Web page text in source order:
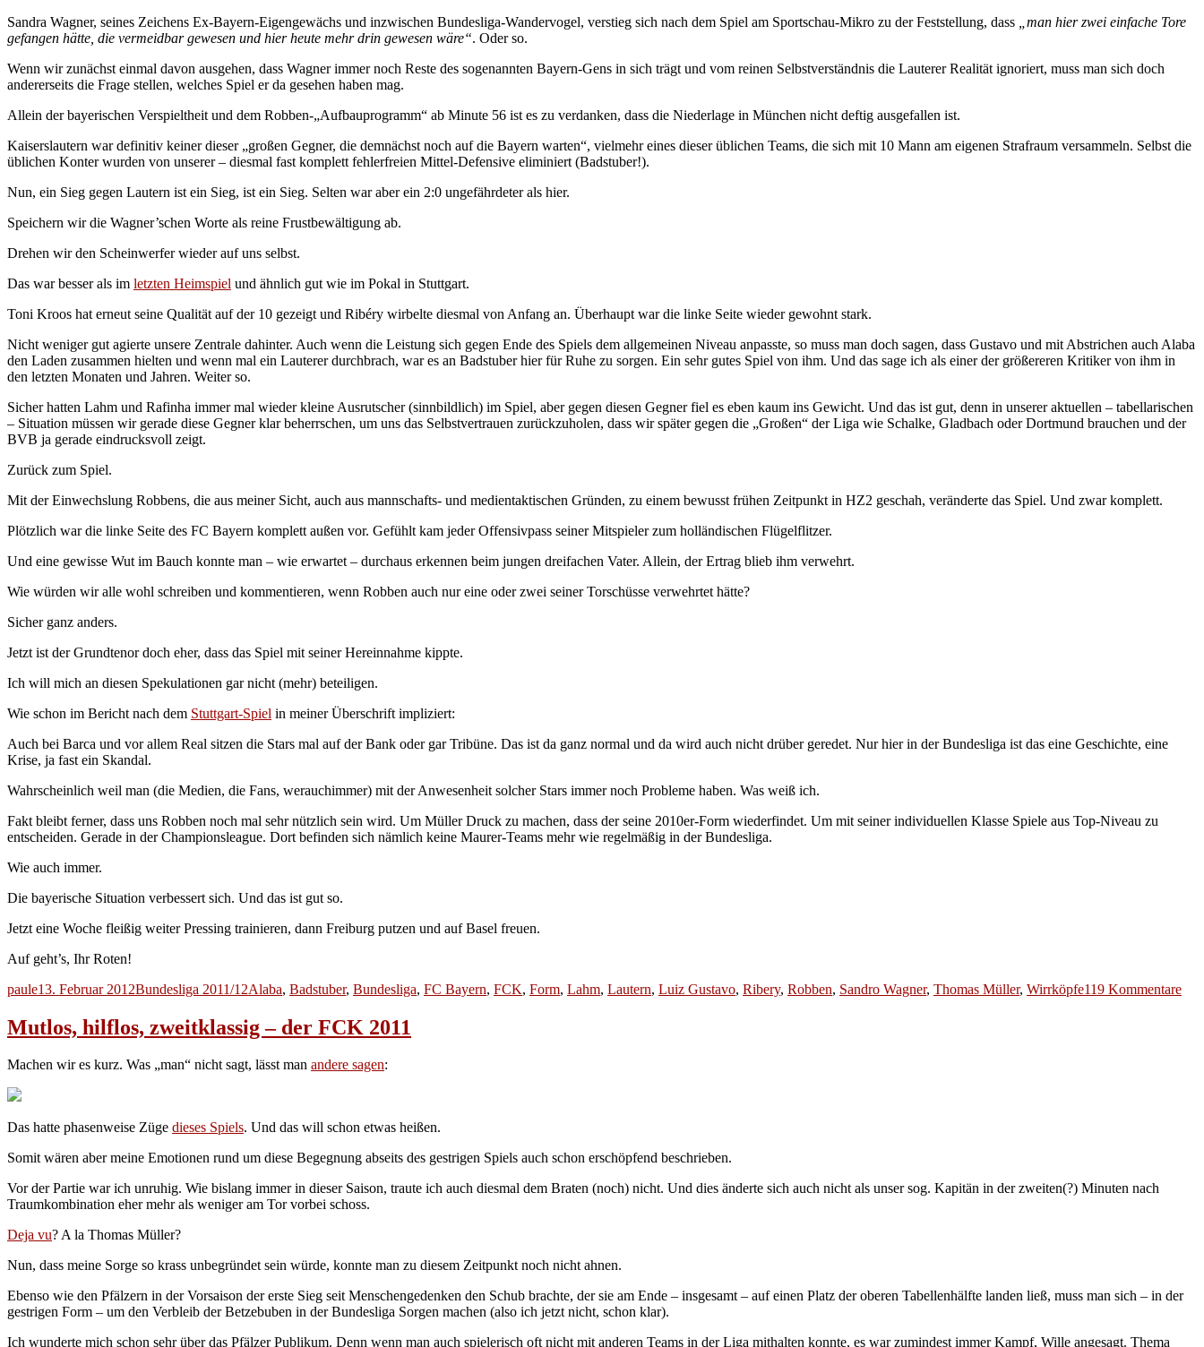
Sandra Wagner, seines Zeichens Ex-Bayern-Eigengewächs und inzwischen Bundesliga-Wandervogel, verstieg sich nach dem Spiel am Sportschau-Mikro zu der Feststellung, dass
„man hier zwei einfache Tore
gefangen hätte, die vermeidbar gewesen und hier heute mehr drin gewesen wäre“. Oder so.
Wenn wir zunächst einmal davon ausgehen, dass Wagner immer noch Reste des sogenannten Bayern-Gens in sich trägt und vom reinen Selbstverständnis die Lauterer Realität ignoriert, muss man sich doch
andererseits die Frage stellen, welches Spiel er da gesehen haben mag.
Allein der bayerischen Verspieltheit und dem Robben-„Aufbauprogramm“ ab Minute 56 ist es zu verdanken, dass die Niederlage in München nicht deftig ausgefallen ist.
Kaiserslautern war definitiv keiner dieser „großen Gegner, die demnächst noch auf die Bayern warten“, vielmehr eines dieser üblichen Teams, die sich mit 10 Mann am eigenen Strafraum versammeln. Selbst die
üblichen Konter wurden von unserer – diesmal fast komplett fehlerfreien Mittel-Defensive eliminiert (Badstuber!).
Nun, ein Sieg gegen Lautern ist ein Sieg, ist ein Sieg. Selten war aber ein 2:0 ungefährdeter als hier.
Speichern wir die Wagner’schen Worte als reine Frustbewältigung ab.
Drehen wir den Scheinwerfer wieder auf uns selbst.
Das war besser als im letzten Heimspiel und ähnlich gut wie im Pokal in Stuttgart.
Toni Kroos hat erneut seine Qualität auf der 10 gezeigt und Ribéry wirbelte diesmal von Anfang an. Überhaupt war die linke Seite wieder gewohnt stark.
Nicht weniger gut agierte unsere Zentrale dahinter. Auch wenn die Leistung sich gegen Ende des Spiels dem allgemeinen Niveau anpasste, so muss man doch sagen, dass Gustavo und mit Abstrichen auch Alaba
den Laden zusammen hielten und wenn mal ein Lauterer durchbrach, war es an Badstuber hier für Ruhe zu sorgen. Ein sehr gutes Spiel von ihm. Und das sage ich als einer der größereren Kritiker von ihm in
den letzten Monaten und Jahren. Weiter so.
Sicher hatten Lahm und Rafinha immer mal wieder kleine Ausrutscher (sinnbildlich) im Spiel, aber gegen diesen Gegner fiel es eben kaum ins Gewicht. Und das ist gut, denn in unserer aktuellen – tabellarischen
– Situation müssen wir gerade diese Gegner klar beherrschen, um uns das Selbstvertrauen zurückzuholen, dass wir später gegen die „Großen“ der Liga wie Schalke, Gladbach oder Dortmund brauchen und der
BVB ja gerade eindrucksvoll zeigt.
Zurück zum Spiel.
Mit der Einwechslung Robbens, die aus meiner Sicht, auch aus mannschafts- und medientaktischen Gründen, zu einem bewusst frühen Zeitpunkt in HZ2 geschah, veränderte das Spiel. Und zwar komplett.
Plötzlich war die linke Seite des FC Bayern komplett außen vor. Gefühlt kam jeder Offensivpass seiner Mitspieler zum holländischen Flügelflitzer.
Und eine gewisse Wut im Bauch konnte man – wie erwartet – durchaus erkennen beim jungen dreifachen Vater. Allein, der Ertrag blieb ihm verwehrt.
Wie würden wir alle wohl schreiben und kommentieren, wenn Robben auch nur eine oder zwei seiner Torschüsse verwehrtet hätte?
Sicher ganz anders.
Jetzt ist der Grundtenor doch eher, dass das Spiel mit seiner Hereinnahme kippte.
Ich will mich an diesen Spekulationen gar nicht (mehr) beteiligen.
Wie schon im Bericht nach dem Stuttgart-Spiel in meiner Überschrift impliziert:
Auch bei Barca und vor allem Real sitzen die Stars mal auf der Bank oder gar Tribüne. Das ist da ganz normal und da wird auch nicht drüber geredet. Nur hier in der Bundesliga ist das eine Geschichte, eine
Krise, ja fast ein Skandal.
Wahrscheinlich weil man (die Medien, die Fans, werauchimmer) mit der Anwesenheit solcher Stars immer noch Probleme haben. Was weiß ich.
Fakt bleibt ferner, dass uns Robben noch mal sehr nützlich sein wird. Um Müller Druck zu machen, dass der seine 2010er-Form wiederfindet. Um mit seiner individuellen Klasse Spiele aus Top-Niveau zu
entscheiden. Gerade in der Championsleague. Dort befinden sich nämlich keine Maurer-Teams mehr wie regelmäßig in der Bundesliga.
Wie auch immer.
Die bayerische Situation verbessert sich. Und das ist gut so.
Jetzt eine Woche fleißig weiter Pressing trainieren, dann Freiburg putzen und auf Basel freuen.
Auf geht’s, Ihr Roten!
Autor
pauleVeröffentlicht
13. Februar 2012Kategorien
Bundesliga 2011/12Schlagwörter
Alaba, Badstuber, Bundesliga, FC Bayern, FCK, Form, Lahm, Lautern, Luiz Gustavo, Ribery, Robben, Sandro Wagner, Thomas Müller, Wirrköpfe119 Kommentarezu
Mutlos, hilflos, zweitklassig – der FCK 2011
Machen wir es kurz. Was „man“ nicht sagt, lässt man andere sagen:
Das hatte phasenweise Züge dieses Spiels. Und das will schon etwas heißen.
Somit wären aber meine Emotionen rund um diese Begegnung abseits des gestrigen Spiels auch schon erschöpfend beschrieben.
Vor der Partie war ich unruhig. Wie bislang immer in dieser Saison, traute ich auch diesmal dem Braten (noch) nicht. Und dies änderte sich auch nicht als unser sog. Kapitän in der zweiten(?) Minuten nach
Traumkombination eher mehr als weniger am Tor vorbei schoss.
Deja vu? A la Thomas Müller?
Nun, dass meine Sorge so krass unbegründet sein würde, konnte man zu diesem Zeitpunkt noch nicht ahnen.
Ebenso wie den Pfälzern in der Vorsaison der erste Sieg seit Menschengedenken den Schub brachte, der sie am Ende – insgesamt – auf einen Platz der oberen Tabellenhälfte landen ließ, muss man sich – in der
gestrigen Form – um den Verbleib der Betzebuben in der Bundesliga Sorgen machen (also ich jetzt nicht, schon klar).
Ich wunderte mich schon sehr über das Pfälzer Publikum. Denn wenn man auch spielerisch oft nicht mit anderen Teams in der Liga mithalten konnte, es war zumindest immer Kampf, Wille angesagt. Thema